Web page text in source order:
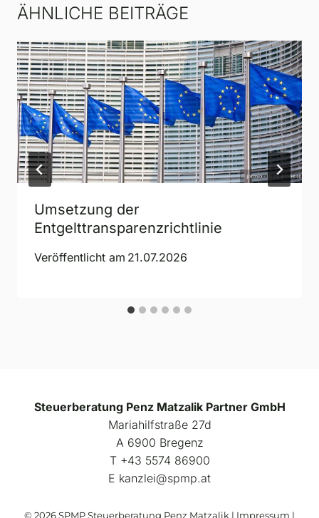
ÄHNLICHE BEITRÄGE
Umsetzung der
Entgelttransparenzrichtlinie
Veröffentlicht am 21.07.2026
Steuerberatung Penz Matzalik Partner GmbH
Mariahilfstraße 27d
A 6900 Bregenz
Т +43 5574 86900
E kanzlei@spmp.at
© 2026 SPMP Steuerberatung Penz Matzalik | Impressum |